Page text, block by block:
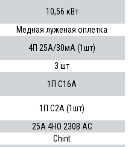
10,56 кВт
Медная луженая оплетка
4П 25А/30мА (1шт)
3 шт
1П С16А
1П С2А (1шт)
25А 4НО 230В АС
Chint